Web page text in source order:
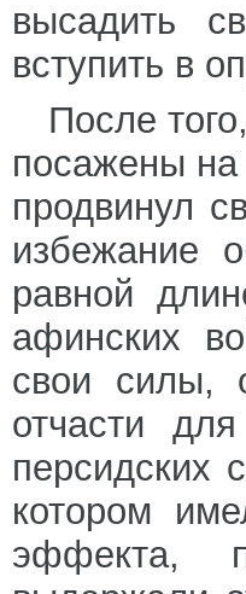
высадить
вступить в
После
посажены
продвинул
избежание
равной
афинских
свои силы,
отчасти
персидских
котором
эффекта,